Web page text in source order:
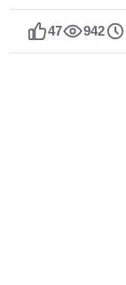
47 942